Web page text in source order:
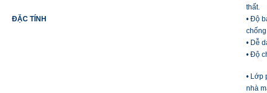
ĐẶC TÍNH
thất.
• Độ
• Dễ
• Độ
• Lớp
nhà